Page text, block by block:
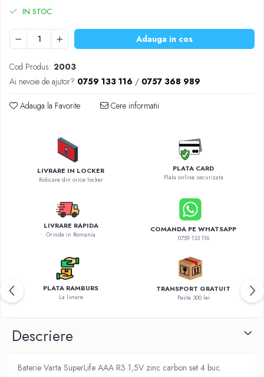
Roboti pornire
Diverse accesorii auto
Carcase protectie NOCO BOOST
Invertoare Auto
Incarcator masina electrica
Compresoare
IN STOC
Adauga in cos
Cod Produs: 2003
Ai nevoie de ajutor? 0759 133 116 / 0757 368 989
Adauga la Favorite Cere informatii
LIVRARE IN LOCKER
Ridicare din orice locker
PLATA CARD
Plata online securizata
LIVRARE RAPIDA
Orinde in Romania
COMANDA PE WHATSAPP
0759 133 116
PLATA RAMBURS
La livrare
TRANSPORT GRATUIT
Peste 300 lei
Descriere
Baterie Varta SuperLife AAA R3 1,5V zinc carbon set 4 buc.